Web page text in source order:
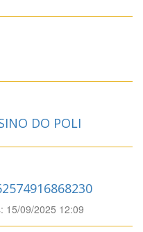
DO POLI
15/09/2025 12:09